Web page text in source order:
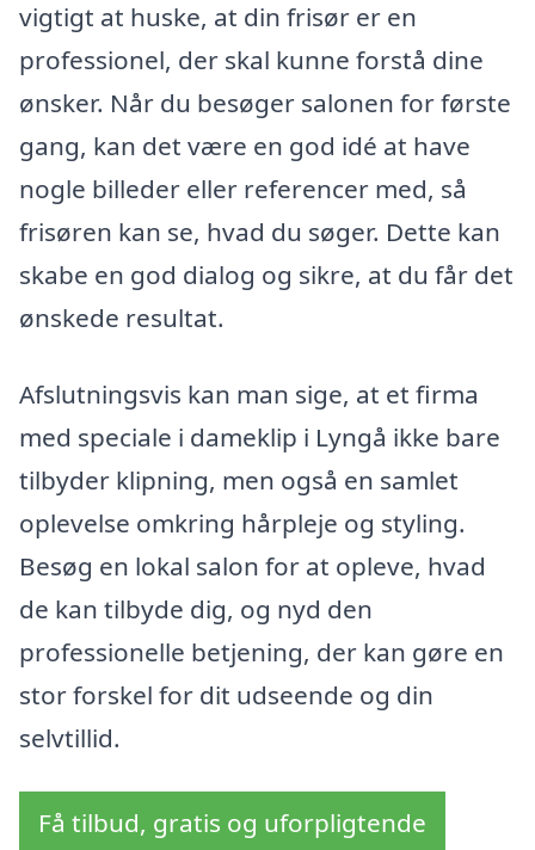
vigtigt at huske, at din frisør er en
professionel, der skal kunne forstå dine
ønsker. Når du besøger salonen for første
gang, kan det være en god idé at have
nogle billeder eller referencer med, så
frisøren kan se, hvad du søger. Dette kan
skabe en god dialog og sikre, at du får det
ønskede resultat.
Afslutningsvis kan man sige, at et firma
med speciale i dameklip i Lyngå ikke bare
tilbyder klipning, men også en samlet
oplevelse omkring hårpleje og styling.
Besøg en lokal salon for at opleve, hvad
de kan tilbyde dig, og nyd den
professionelle betjening, der kan gøre en
stor forskel for dit udseende og din
selvtillid.
Få tilbud, gratis og uforpligtende